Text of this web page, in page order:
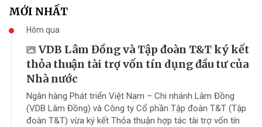
MỚI NHẤT
Hôm qua
VDB Lâm Đồng và Tập đoàn T&T ký kết
thỏa thuận tài trợ vốn tín dụng đầu tư của
Nhà nước
Ngân hàng Phát triển Việt Nam – Chi nhánh Lâm Đồng
(VDB Lâm Đồng) và Công ty Cổ phần Tập đoàn T&T (Tập
đoàn T&T) vừa ký kết Thỏa thuận hợp tác tài trợ vốn tín